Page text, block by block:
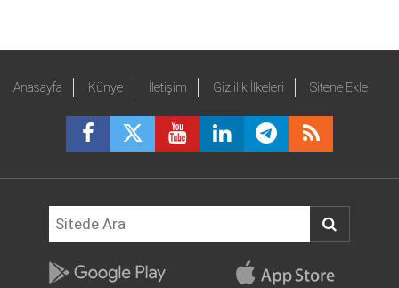
Anasayfa Künye İletişim Gizlilik İlkeleri Sitene Ekle